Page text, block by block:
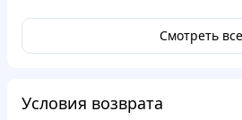
Смотреть все
Условия возврата